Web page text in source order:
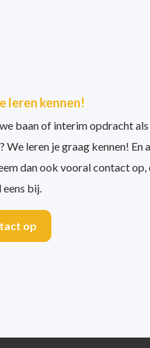
leren kennen!
baan of interim opdracht als
We leren je graag kennen! En
dan ook vooral contact op,
eens bij.
op